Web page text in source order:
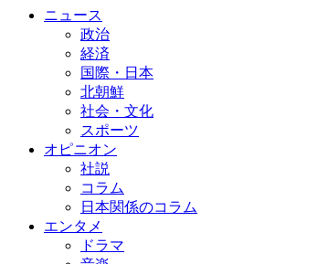
ニュース
政治
経済
国際・日本
北朝鮮
社会・文化
スポーツ
オピニオン
社説
コラム
日本関係のコラム
エンタメ
ドラマ